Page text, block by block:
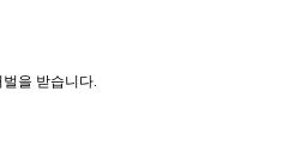
을 받습니다.